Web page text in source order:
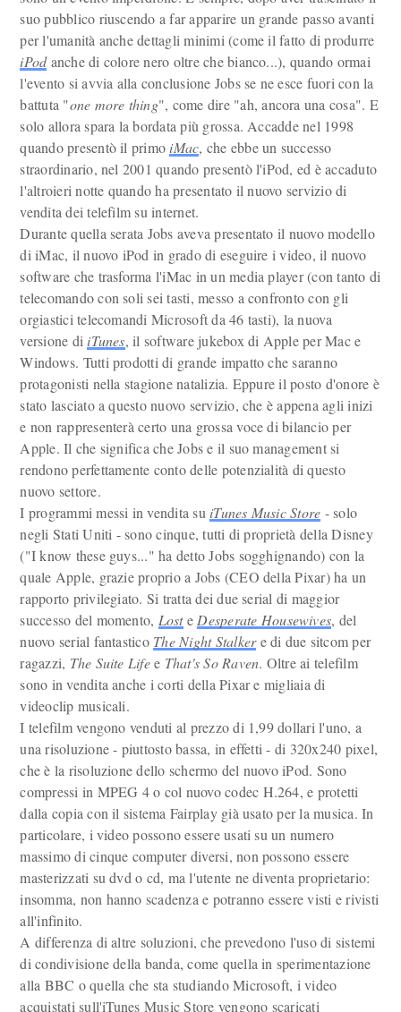
suo pubblico riuscendo a far apparire un grande passo avanti
per l'umanità anche dettagli minimi (come il fatto di produrre
iPodanche di colore nero oltre che bianco...), quando ormai
l'evento si avvia alla conclusione Jobs se ne esce fuori con la
battuta "one more thing", come dire "ah, ancora una cosa". E
solo allora spara la bordata più grossa. Accadde nel 1998
quando presentò il primo iMac, che ebbe un successo
straordinario, nel 2001 quando presentò l'iPod, ed è accaduto
l'altroieri notte quando ha presentato il nuovo servizio di
vendita dei telefilm su internet.
Durante quella serata Jobs aveva presentato il nuovo modello
di iMac, il nuovo iPod in grado di eseguire i video, il nuovo
software che trasforma l'iMac in un media player (con tanto di
telecomando con soli sei tasti, messo a confronto con gli
orgiastici telecomandi Microsoft da 46 tasti), la nuova
versione di iTunes, il software jukebox di Apple per Mac e
Windows. Tutti prodotti di grande impatto che saranno
protagonisti nella stagione natalizia. Eppure il posto d'onore è
stato lasciato a questo nuovo servizio, che è appena agli inizi
e non rappresenterà certo una grossa voce di bilancio per
Apple. Il che significa che Jobs e il suo management si
rendono perfettamente conto delle potenzialità di questo
nuovo settore.
I programmi messi in vendita su iTunes Music Store - solo
negli Stati Uniti - sono cinque, tutti di proprietà della Disney
("I know these guys..." ha detto Jobs sogghignando) con la
quale Apple, grazie proprio a Jobs (CEO della Pixar) ha un
rapporto privilegiato. Si tratta dei due serial di maggior
successo del momento, Loste Desperate Housewives, del
nuovo serial fantastico The Night Stalkere di due sitcom per
ragazzi, The Suite Lifee That's So Raven. Oltre ai telefilm
sono in vendita anche i corti della Pixar e migliaia di
videoclip musicali.
I telefilm vengono venduti al prezzo di 1,99 dollari l'uno, a
una risoluzione - piuttosto bassa, in effetti - di 320x240 pixel,
che è la risoluzione dello schermo del nuovo iPod. Sono
compressi in MPEG 4 o col nuovo codec H.264, e protetti
dalla copia con il sistema Fairplay già usato per la musica. In
particolare, i video possono essere usati su un numero
massimo di cinque computer diversi, non possono essere
masterizzati su dvd o cd, ma l'utente ne diventa proprietario:
insomma, non hanno scadenza e potranno essere visti e rivisti
all'infinito.
A differenza di altre soluzioni, che prevedono l'uso di sistemi
di condivisione della banda, come quella in sperimentazione
alla BBC o quella che sta studiando Microsoft, i video
acquistati sull'iTunes Music Store vengono scaricati